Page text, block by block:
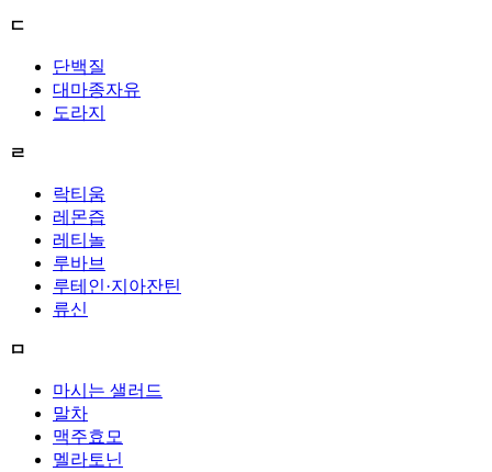
ㄷ
단백질
대마종자유
도라지
ㄹ
락티움
레몬즙
레티놀
루바브
루테인·지아잔틴
류신
ㅁ
마시는 샐러드
말차
맥주효모
멜라토닌